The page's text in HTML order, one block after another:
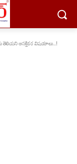
తెలియని ఆసక్తికర విషయాలు...!